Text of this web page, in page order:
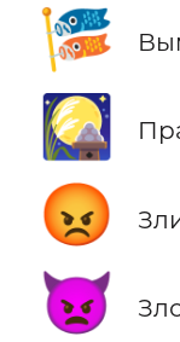
🎏
🎑
😡
👿